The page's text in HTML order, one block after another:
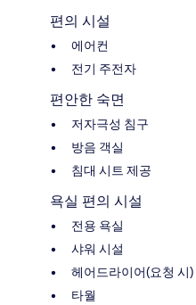
편의 시설
에어컨
전기 주전자
편안한 숙면
저자극성 침구
방음 객실
침대 시트 제공
욕실 편의 시설
전용 욕실
샤워 시설
헤어드라이어(요청 시)
타월